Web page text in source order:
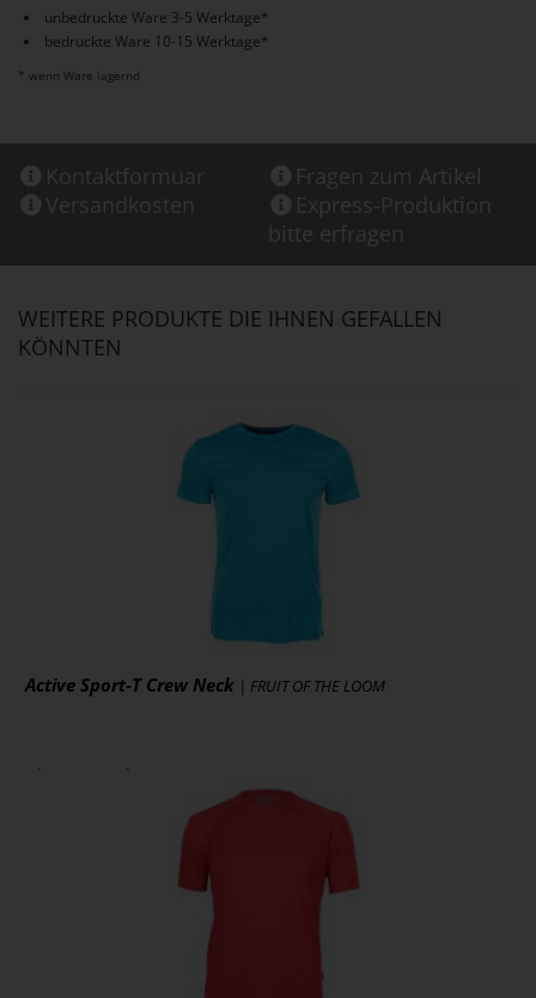
unbedruckte Ware 3-5 Werktage*
bedruckte Ware 10-15 Werktage*
* wenn Ware lagernd
Kontaktformuar
Fragen zum Artikel
Versandkosten
Express-Produktion
bitte erfragen
WEITERE PRODUKTE DIE IHNEN GEFALLEN
KÖNNTEN
Active Sport-T Crew Neck | FRUIT OF THE LOOM
ab 6,05 € *